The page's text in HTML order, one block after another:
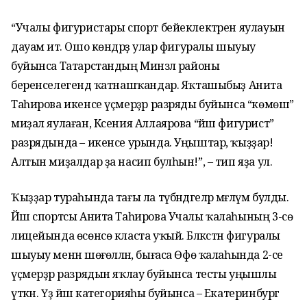
“Учалы фигуристары спорт бейеклектәрен яулауын
дауам итә. Ошо көндәрҙә улар фигуралы шыуыу
буйынса Татарстандың Минзәлә районы
беренселегендә ҡатнашҡандар. Яҡташыбыҙ Анита
Таһирова икенсе үҫмерҙәр разряды буйынса “көмөш”
миҙал яулаған, Ксения Аллаярова “йәш фигурист”
разрядында – икенсе урында. Уңыштар, ҡыҙҙар!
Алтын миҙалдар ҙа насип булһын!”, – тип яҙа ул.
Ҡыҙҙар тураһында тағы ла түбәндәгеләр мәғлүм булды.
Йәш спортсы Анита Таһирова Учалы ҡалаһының 3-сө
лицейында өсөнсө класта уҡый. Бәлкәстән фигуралы
шыуыу менән шөғөлләнә, бығаса Өфө ҡалаһында 2-се
үҫмерҙәр разрядын яҡлау буйынса тесты уңышлы
үткән. Үҙ йәш категорияһы буйынса – Екатеринбург